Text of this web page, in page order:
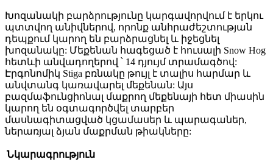
Խոզանակի բարձրությունը կարգավորվում է երկու
պտտվող անիվներով, որոնք անհրաժեշտության
դեպքում կարող են բարձրացնել և իջեցնել
խոզանակը: Մեքենան հագեցած է հուսալի Snow Hog
հետևի անվադողերով ՝ 14 դյույմ տրամագծով:
Էրգոնոմիկ Stiga բռնակը թույլ է տալիս հարմար և
անվտանգ կառավարել մեքենան: Այս
բազմաֆունցիոնալ մաքրող մեքենայի հետ միասին
կարող են օգտագործվել տարբեր
մասնագիտացված կցամասեր և պարագաներ,
ներառյալ ձյան մաքրման թիակները:
Նկարագրություն